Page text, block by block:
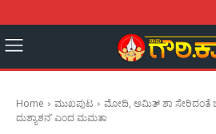
Home ಮುಖಪುಟ
ಮೋದಿ, ಅಮಿತ್‌ ಶಾ ಸೇರಿದಂತೆ
ದುಶ್ಯಾಶನ’ ಎಂದ ಮಮತಾ